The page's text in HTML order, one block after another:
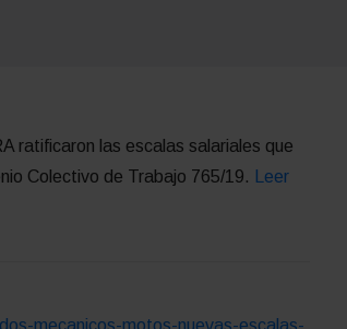
ratificaron las escalas salariales que
Colectivo de Trabajo 765/19.
Leer
mecanicos-motos-nuevas-escalas-